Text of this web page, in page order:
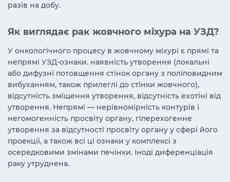
разів на добу.
Як виглядає рак жовчного міхура на УЗД?
У онкологічного процесу в жовчному міхурі є прямі та
непрямі УЗД-ознаки. наявність утворення (локальні
або дифузні потовщення стінок органу з поліповидним
вибуханням, також прилеглі до стінки жовчного),
відсутність зміщення утворення, відсутність ехотіні від
утворення. Непрямі — нерівномірність контурів і
негомогенність просвіту органу, гіперехогенне
утворення за відсутності просвіту органу у сфері його
проекції, а також всі ці ознаки у комплексі з
осередковими змінами печінки. Іноді диференціація
раку утруднена.